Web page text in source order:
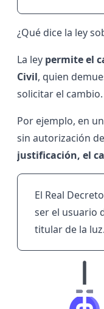
¿Qué dice la ley
La leypermite el
Civil, quien
solicitar el cambio.
Por ejemplo, en un
sin autorización
justificación, el
El Real
ser el usuario
titular de la luz.